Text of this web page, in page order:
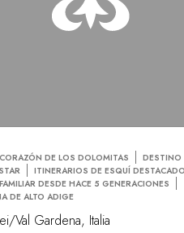
DE LOS DOLOMITAS
DESTINO
ITINERARIOS DE ESQUÍ
DESDE HACE 5 GENERACIONES
DE ALTO ADIGE
Val Gardena, Italia